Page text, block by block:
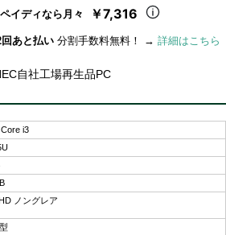
ペイディなら月々 ￥7,316
あと払い 分割手数料無料！ → 詳細はこちら
自社工場再生品PC
i3
ノングレア